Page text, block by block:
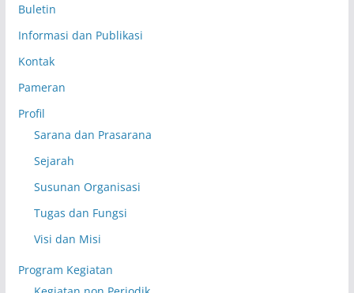
Buletin
Informasi dan Publikasi
Kontak
Pameran
Profil
Sarana dan Prasarana
Sejarah
Susunan Organisasi
Tugas dan Fungsi
Visi dan Misi
Program Kegiatan